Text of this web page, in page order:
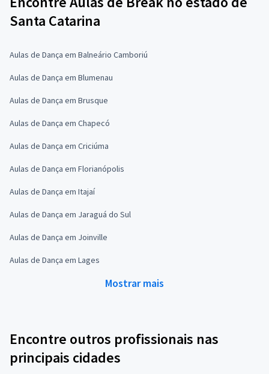
Santa Catarina
Aulas de Dança em Balneário Camboriú
Aulas de Dança em Blumenau
Aulas de Dança em Brusque
Aulas de Dança em Chapecó
Aulas de Dança em Criciúma
Aulas de Dança em Florianópolis
Aulas de Dança em Itajaí
Aulas de Dança em Jaraguá do Sul
Aulas de Dança em Joinville
Aulas de Dança em Lages
Mostrar mais
Encontre outros profissionais nas
principais cidades